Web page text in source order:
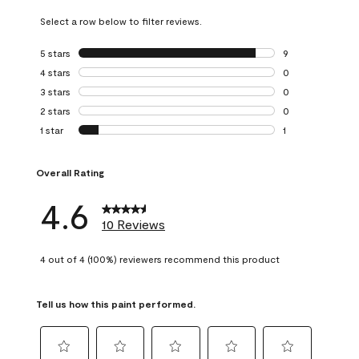
Select a row below to filter reviews.
5 stars stars
9
9 reviews with 5
4 stars stars
0
0 reviews with 4
3 stars stars
0
0 reviews with 3
2 stars stars
0
0 reviews with 2
1 star stars
1
Overall Rating
4.6 10 Reviews
4 out of 4 (100%) reviewers recommend this product
Tell us how this paint performed.